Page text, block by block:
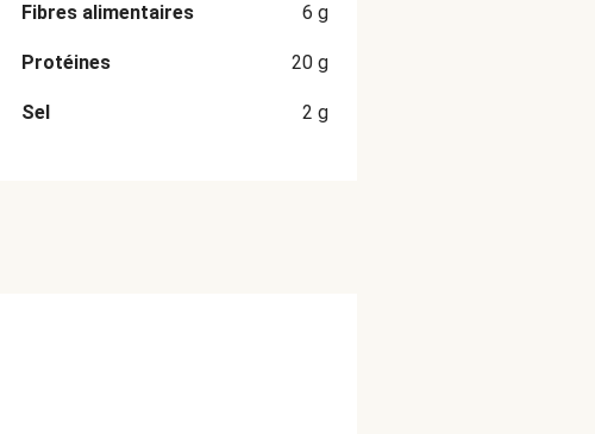
Fibres alimentaires 6 g
Protéines 20 g
Sel 2 g